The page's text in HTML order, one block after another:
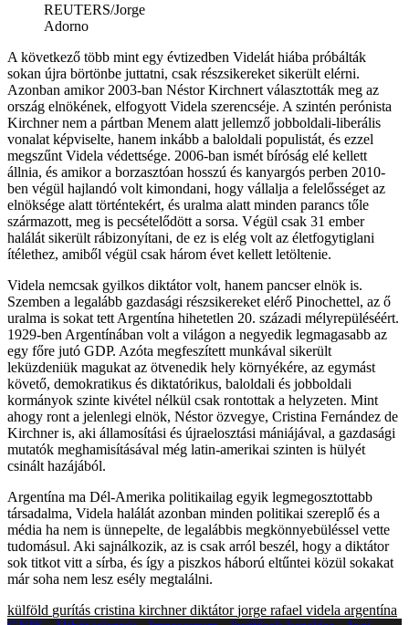
REUTERS/Jorge
Adorno
A következő több mint egy évtizedben Videlát hiába próbálták
sokan újra börtönbe juttatni, csak részsikereket sikerült elérni.
Azonban amikor 2003-ban Néstor Kirchnert választották meg az
ország elnökének, elfogyott Videla szerencséje. A szintén perónista
Kirchner nem a pártban Menem alatt jellemző jobboldali-liberális
vonalat képviselte, hanem inkább a baloldali populistát, és ezzel
megszűnt Videla védettsége. 2006-ban ismét bíróság elé kellett
állnia, és amikor a borzasztóan hosszú és kanyargós perben 2010-
ben végül hajlandó volt kimondani, hogy vállalja a felelősséget az
elnöksége alatt történtekért, és uralma alatt minden parancs tőle
származott, meg is pecsételődött a sorsa. Végül csak 31 ember
halálát sikerült rábizonyítani, de ez is elég volt az életfogytiglani
ítélethez, amiből végül csak három évet kellett letöltenie.
Videla nemcsak gyilkos diktátor volt, hanem pancser elnök is.
Szemben a legalább gazdasági részsikereket elérő Pinochettel, az ő
uralma is sokat tett Argentína hihetetlen 20. századi mélyrepüléséért.
1929-ben Argentínában volt a világon a negyedik legmagasabb az
egy főre jutó GDP. Azóta megfeszített munkával sikerült
leküzdeniük magukat az ötvenedik hely környékére, az egymást
követő, demokratikus és diktatórikus, baloldali és jobboldali
kormányok szinte kivétel nélkül csak rontottak a helyzeten. Mint
ahogy ront a jelenlegi elnök, Néstor özvegye, Cristina Fernández de
Kirchner is, aki államosítási és újraelosztási mániájával, a gazdasági
mutatók meghamisításával még latin-amerikai szinten is hülyét
csinált hazájából.
Argentína ma Dél-Amerika politikailag egyik legmegosztottabb
társadalma, Videla halálát azonban minden politikai szereplő és a
média ha nem is ünnepelte, de legalábbis megkönnyebüléssel vette
tudomásul. Aki sajnálkozik, az is csak arról beszél, hogy a diktátor
sok titkot vitt a sírba, és így a piszkos háború eltűntei közül sokakat
már soha nem lesz esély megtalálni.
külföld gurítás cristina kirchner diktátor jorge rafael videla argentína